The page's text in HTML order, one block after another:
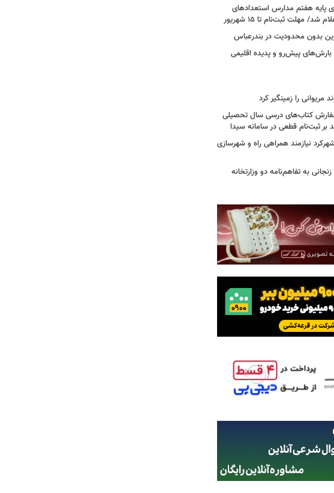
پایه هفتم مدارس استعدادهای
مهلت ثبت‌نام تا ۱۵ شهریور
بدون محدودیت در بندرعباس
بارش‌های پیش‌رو و پدیده اقلیمی
مریوانی را زمینگیر کرد
سفارش کتاب‌های درسی سال تحصیلی
نیازمند همراهی راه و شهرسازی
به تفاهم‌نامه دو وزارتخانه